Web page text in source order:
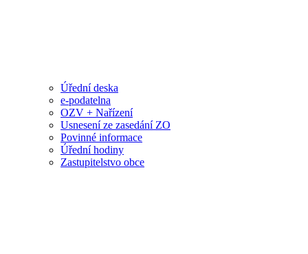
Úřední deska
e-podatelna
OZV + Nařízení
Usnesení ze zasedání ZO
Povinné informace
Úřední hodiny
Zastupitelstvo obce